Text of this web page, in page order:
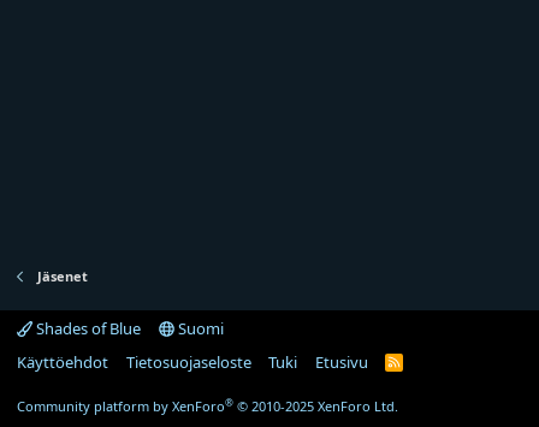
Jäsenet
Shades of Blue
Suomi
Käyttöehdot
Tietosuojaseloste Tuki Etusivu
R
Community platform by XenForo® © 2010-2025 XenForo Ltd.